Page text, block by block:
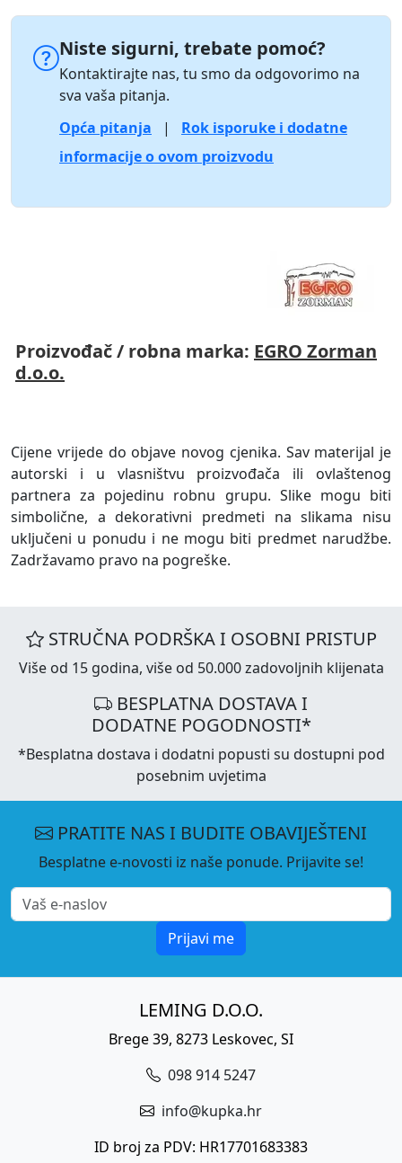
Niste sigurni, trebate pomoć?
Kontaktirajte nas, tu smo da odgovorimo na
sva vaša pitanja.
Opća pitanja
|
Rok isporuke i dodatne
informacije o ovom proizvodu
Proizvođač / robna marka: EGRO Zorman
d.o.o.
Cijene vrijede do objave novog cjenika. Sav materijal je
autorski i u vlasništvu proizvođača ili ovlaštenog
partnera za pojedinu robnu grupu. Slike mogu biti
simbolične, a dekorativni predmeti na slikama nisu
uključeni u ponudu i ne mogu biti predmet narudžbe.
Zadržavamo pravo na pogreške.
STRUČNA PODRŠKA I OSOBNI PRISTUP
Više od 15 godina, više od 50.000 zadovoljnih klijenata
BESPLATNA DOSTAVA I
DODATNE POGODNOSTI*
*Besplatna dostava i dodatni popusti su dostupni pod
posebnim uvjetima
PRATITE NAS I BUDITE OBAVIJEŠTENI
Besplatne e-novosti iz naše ponude. Prijavite se!
Prijavi me
LEMING D.O.O.
Brege 39, 8273 Leskovec, SI
098 914 5247
info@kupka.hr
ID broj za PDV: HR17701683383